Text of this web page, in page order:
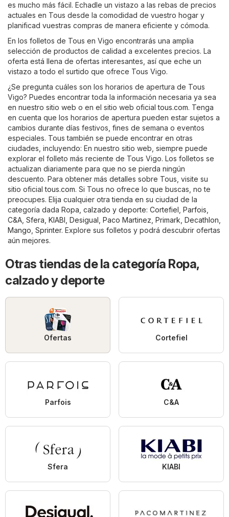
es mucho más fácil. Echadle un vistazo a las rebas de precios
actuales en Tous desde la comodidad de vuestro hogar y
planificad vuestras compras de manera eficiente y cómoda.
En los folletos de Tous en Vigo encontrarás una amplia
selección de productos de calidad a excelentes precios. La
oferta está llena de ofertas interesantes, así que eche un
vistazo a todo el surtido que ofrece Tous Vigo.
¿Se pregunta cuáles son los horarios de apertura de Tous
Vigo? Puedes encontrar toda la información necesaria ya sea
en nuestro sitio web o en el sitio web oficialtous.com. Tenga
en cuenta que los horarios de apertura pueden estar sujetos a
cambios durante días festivos, fines de semana o eventos
especiales. Tous también se puede encontrar en otras
ciudades, incluyendo: En nuestro sitio web, siempre puede
explorar el folleto más reciente de Tous Vigo. Los folletos se
actualizan diariamente para que no se pierda ningún
descuento. Para obtener más detalles sobre Tous, visite su
sitio oficialtous.com. Si Tous no ofrece lo que buscas, no te
preocupes. Elija cualquier otra tienda en su ciudad de la
categoría dada Ropa, calzado y deporte: Cortefiel Parfois
C&A Sfera KIABI Desigual Paco Martinez Primark Decathlon
Mango Sprinter. Explore sus folletos y podrá descubrir ofertas
aún mejores.
Otras tiendas de la categoría Ropa,
calzado y deporte
Ofertas Cortefiel
Parfois C&A
Sfera KIABI